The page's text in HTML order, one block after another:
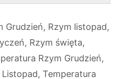
Grudzień, Rzym listopad,
, Rzym święta,
Rzym Grudzień,
, Temperatura